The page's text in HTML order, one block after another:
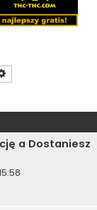
a Dostaniesz